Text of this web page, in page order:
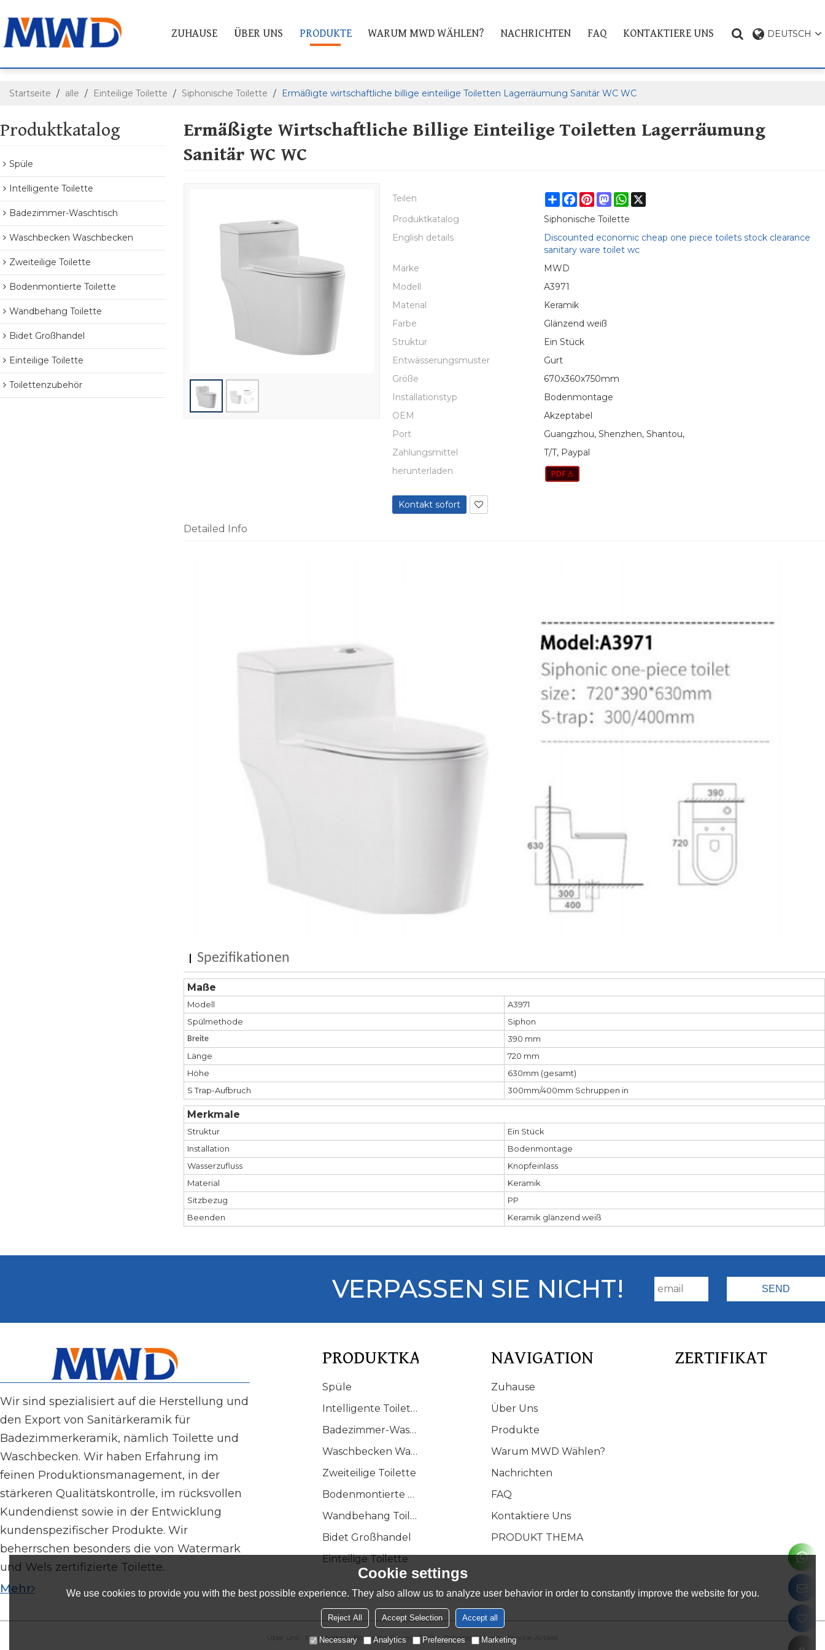
ZUHAUSE ÜBER UNS PRODUKTE WARUM MWD WÄHLEN? NACHRICHTEN FAQ
KONTAKTIERE UNS
DEUTSCH
Startseite / alle / Einteilige Toilette / Siphonische Toilette / Ermäßigte wirtschaftliche billige einteilige Toiletten Lagerräumung Sanitär WC WC
Produktkatalog
Spüle
Intelligente Toilette
Badezimmer-Waschtisch
Waschbecken Waschbecken
Zweiteilige Toilette
Bodenmontierte Toilette
Wandbehang Toilette
Bidet Großhandel
Einteilige Toilette
Toilettenzubehör
Ermäßigte Wirtschaftliche Billige Einteilige Toiletten Lagerräumung
Sanitär WC WC
Teilen ShareFacebook
Pinterest
Mastodon
WhatsApp
X
Produktkatalog
Siphonische Toilette
English details
Discounted economic cheap one piece toilets stock clearance
sanitary ware toilet wc
Marke
MWD
Modell
A3971
Material
Keramik
Farbe
Glänzend weiß
Struktur
Ein Stück
Entwässerungsmuster
Gurt
Größe
670x360x750mm
Installationstyp
Bodenmontage
OEM
Akzeptabel
Port
Guangzhou, Shenzhen, Shantou,
Zahlungsmittel
T/T, Paypal
herunterladen
Kontakt sofort
Detailed Info
Spezifikationen
Maße
Modell
A3971
Spülmethode
Siphon
Breite
390 mm
Länge
720 mm
Höhe
630mm (gesamt)
S Trap-Aufbruch
300mm/400mm Schruppen in
Merkmale
Struktur
Ein Stück
Installation
Bodenmontage
Wasserzufluss
Knopfeinlass
Material
Keramik
Sitzbezug
PP
Beenden
Keramik glänzend weiß
VERPASSEN SIE NICHT!
Wir sind spezialisiert auf die Herstellung und
den Export von Sanitärkeramik für
Badezimmerkeramik, nämlich Toilette und
Waschbecken. Wir haben Erfahrung im
feinen Produktionsmanagement, in der
stärkeren Qualitätskontrolle, im rücksvollen
Kundendienst sowie in der Entwicklung
kundenspezifischer Produkte. Wir
beherrschen besonders die von Watermark
und Wels zertifizierte Toilette.
Mehr
PRODUKTKATALOG
Spüle
Intelligente Toilette
Badezimmer-Waschtisch
Waschbecken Waschbecken
Zweiteilige Toilette
Bodenmontierte Toilette
Wandbehang Toilette
Bidet Großhandel
Einteilige Toilette
NAVIGATION
Zuhause
Über Uns
Produkte
Warum MWD Wählen?
Nachrichten
FAQ
Kontaktiere Uns
PRODUKT THEMA
ZERTIFIKAT
Über uns Neuigkeiten Kontakt mit uns FAQs Privaterklärung
Service-Artikel
Cookie settings
We use cookies to provide you with the best possible experience. They also allow us to analyze user behavior in order to constantly improve the website for you.
Reject All Accept Selection Accept all
Necessary Analytics Preferences Marketing